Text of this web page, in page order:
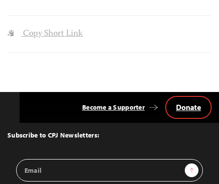
Copy Short Link
Top
Subscribe to CPJ Newsletters:
Email
Address
Sign Up
Become a Supporter Donate